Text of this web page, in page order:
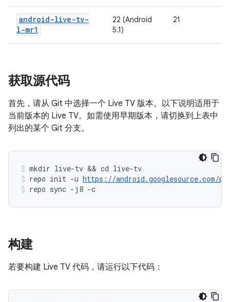
android-live-tv-
l-mr1
22 (Android
5.1)
21
获取源代码
首先，请从 Git 中选择一个 Live TV 版本。以下说明适用于
当前版本的 Live TV。如需使用早期版本，请切换到上表中
列出的某个 Git 分支。
mkdir live-tv && cd live-tv
repo init -u https://android.googlesource.com/
repo sync -j8 -c
构建
若要构建 Live TV 代码，请运行以下代码：